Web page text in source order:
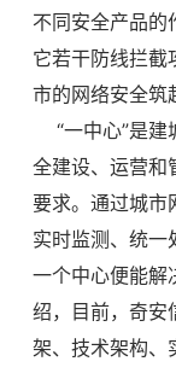
不同安全产品的
它若干防线拦截
市的网络安全筑
“一中心”是建
全建设、运营和
要求。通过城市
实时监测、统一
一个中心便能解
绍，目前，奇安
架、技术架构、